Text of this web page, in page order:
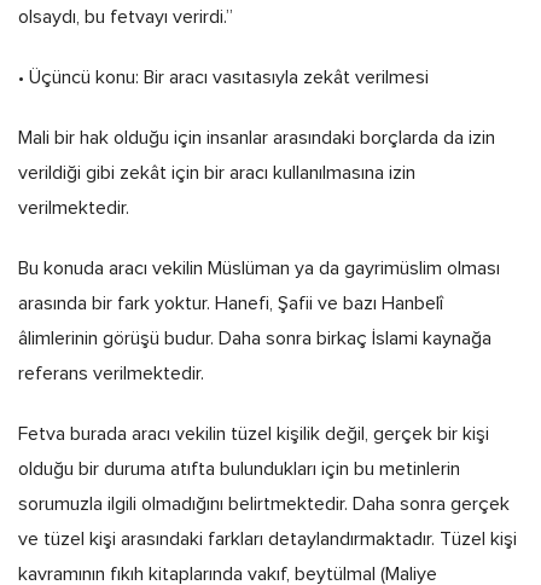
olsaydı, bu fetvayı verirdi.”
• Üçüncü konu: Bir aracı vasıtasıyla zekât verilmesi
Mali bir hak olduğu için insanlar arasındaki borçlarda da izin
verildiği gibi zekât için bir aracı kullanılmasına izin
verilmektedir.
Bu konuda aracı vekilin Müslüman ya da gayrimüslim olması
arasında bir fark yoktur. Hanefi, Şafii ve bazı Hanbelî
âlimlerinin görüşü budur. Daha sonra birkaç İslami kaynağa
referans verilmektedir.
Fetva burada aracı vekilin tüzel kişilik değil, gerçek bir kişi
olduğu bir duruma atıfta bulundukları için bu metinlerin
sorumuzla ilgili olmadığını belirtmektedir. Daha sonra gerçek
ve tüzel kişi arasındaki farkları detaylandırmaktadır. Tüzel kişi
kavramının fıkıh kitaplarında vakıf, beytülmal (Maliye